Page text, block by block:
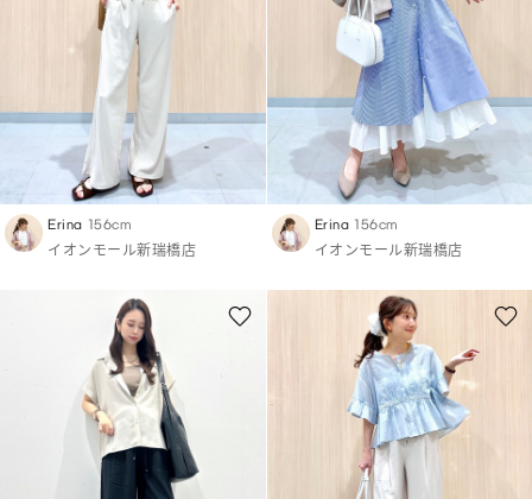
Erina 156cm
イオンモール新瑞橋店
Erina 156cm
イオンモール新瑞橋店